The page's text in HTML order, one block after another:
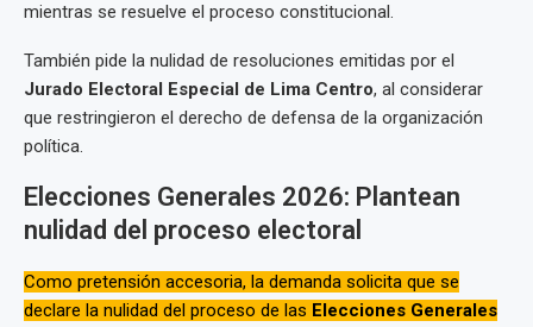
mientras se resuelve el proceso constitucional.
También pide la nulidad de resoluciones emitidas por el
Jurado Electoral Especial de Lima Centro, al considerar
que restringieron el derecho de defensa de la organización
política.
Elecciones Generales 2026: Plantean
nulidad del proceso electoral
Como pretensión accesoria, la demanda solicita que se
declare la nulidad del proceso de las Elecciones Generales